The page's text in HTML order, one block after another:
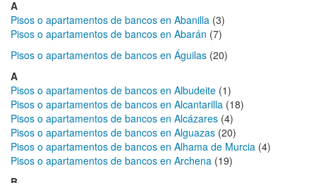
A
Pisos o apartamentos de bancos en Abanilla (3)
Pisos o apartamentos de bancos en Abarán (7)
Pisos o apartamentos de bancos en Águilas (20)
A
Pisos o apartamentos de bancos en Albudeite (1)
Pisos o apartamentos de bancos en Alcantarilla (18)
Pisos o apartamentos de bancos en Alcázares (4)
Pisos o apartamentos de bancos en Alguazas (20)
Pisos o apartamentos de bancos en Alhama de Murcia (4)
Pisos o apartamentos de bancos en Archena (19)